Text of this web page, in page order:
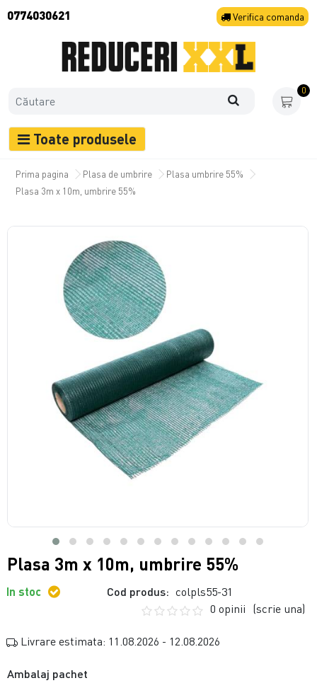
0774030621 Verifica comanda
0
Toate produsele
Prima pagina Plasa de umbrire
Plasa umbrire 55%
Plasa 3m x 10m, umbrire 55%
Plasa 3m x 10m, umbrire 55%
In stoc Cod produs: colpls55-31
0 opinii (scrie una)
Livrare estimata: 11.08.2026 - 12.08.2026
Ambalaj pachet